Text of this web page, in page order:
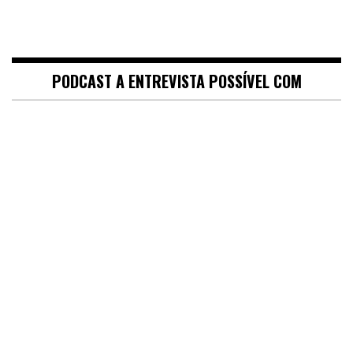
PODCAST A ENTREVISTA POSSÍVEL COM